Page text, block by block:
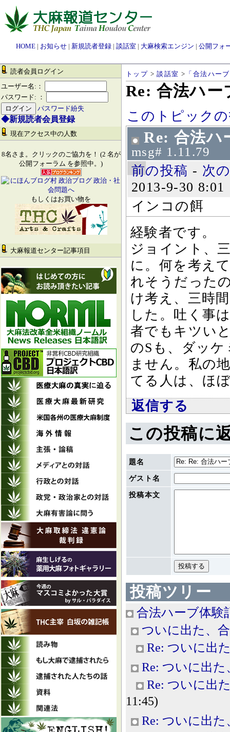
HOME | お知らせ | 新規読者登録 | 談話室 | 大麻検索エンジン | 公開フォ
読者会員ログイン
ユーザー名:：
パスワード: ：
パスワード紛失
◆新規読者会員登録
現在アクセス中の人数
8名さま。クリックのご協力を！ (2 名が
公開フォーラム を参照中。)
もしくはお買い物を
大麻報道センター記事項目
トップ >談話室 > 「合法ハー
Re: 合法ハー
このトピック
Re: 合法ハ
msg# 1.11.79
前の投稿 - 次
2013-9-30 8:01
インコの餌
経験者です。
ジョイント、
に。何を考え
れそうだった
け考え、三時
した。吐く事
者でもキツい
のSも、ダッ
ません。私の
てる人は、ほ
返信する
この投稿に
題名
ゲスト名
投稿本文
投稿ツリー
合法ハーブ体験
ついに出た、
Re: ついに出
Re: ついに出
Re: ついに出
11:45)
Re: ついに出